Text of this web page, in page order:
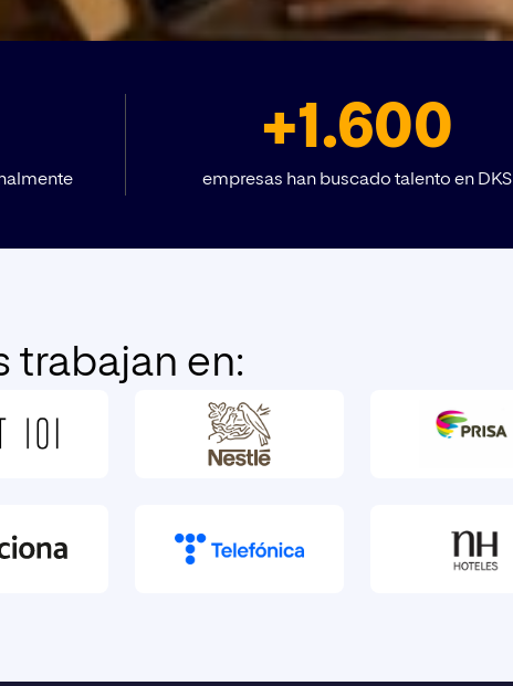
+1.600
empresas han buscado talento en DKS
trabajan en: